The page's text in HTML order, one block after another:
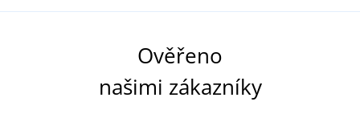
Ověřeno
našimi zákazníky